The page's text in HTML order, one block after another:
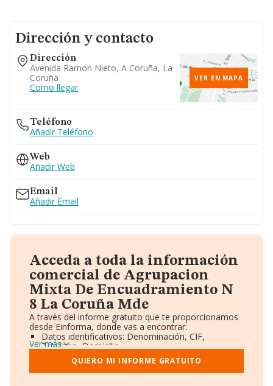
Dirección y contacto
Dirección
Avenida Ramon Nieto, A Coruña, La
Coruña
Como llegar
VER EN MAPA
Teléfono
Añadir Teléfono
Web
Añadir Web
Email
Añadir Email
Acceda a toda la información
comercial de Agrupacion
Mixta De Encuadramiento N
8 La Coruña Mde
A través del informe gratuito que te proporcionamos
desde Einforma, donde vas a encontrar:
Datos identificativos: Denominación, CIF,
Teléfono, Domicilio.
Informe Mercantil Completo (BORME).
Gráficos de Evolución Ventas y Empleados.
Consejo de Administración y Administradores.
Ver más
QUIERO MI INFORME GRATUITO